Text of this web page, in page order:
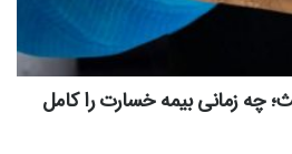
چه زمانی بیمه خسارت را کامل